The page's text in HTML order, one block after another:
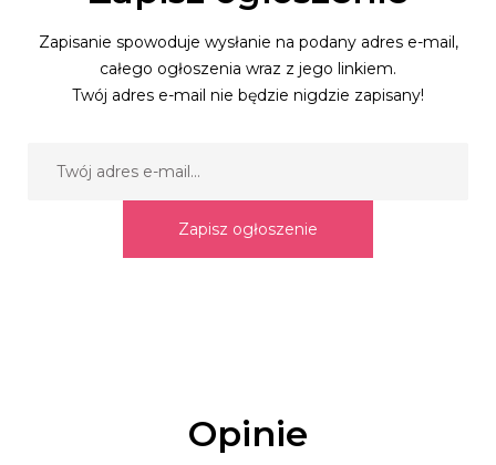
Zapisanie spowoduje wysłanie na podany adres e-mail,
całego ogłoszenia wraz z jego linkiem.
Twój adres e-mail nie będzie nigdzie zapisany!
Zapisz ogłoszenie
Opinie